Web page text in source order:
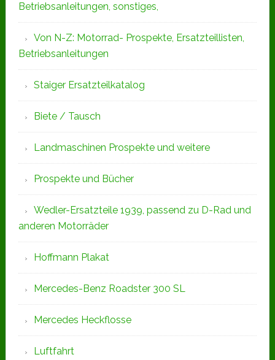
Betriebsanleitungen, sonstiges,
Von N-Z: Motorrad- Prospekte, Ersatzteillisten,
Betriebsanleitungen
Staiger Ersatzteilkatalog
Biete / Tausch
Landmaschinen Prospekte und weitere
Prospekte und Bücher
Wedler-Ersatzteile 1939, passend zu D-Rad und
anderen Motorräder
Hoffmann Plakat
Mercedes-Benz Roadster 300 SL
Mercedes Heckflosse
Luftfahrt